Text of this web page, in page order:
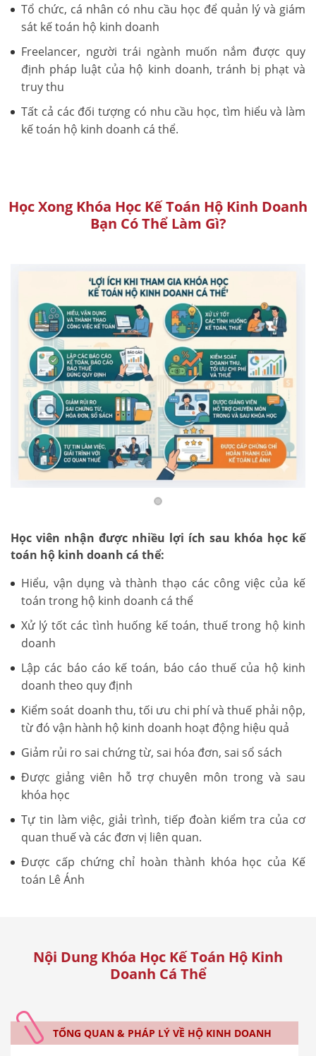
Tổ chức, cá nhân có nhu cầu học để quản lý và giám
sát kế toán hộ kinh doanh
Freelancer, người trái ngành muốn nắm được quy
định pháp luật của hộ kinh doanh, tránh bị phạt và
truy thu
Tất cả các đối tượng có nhu cầu học, tìm hiểu và làm
kế toán hộ kinh doanh cá thể.
Học Xong Khóa Học Kế Toán Hộ Kinh Doanh
Bạn Có Thể Làm Gì?
Học viên nhận được nhiều lợi ích sau khóa học kế
toán hộ kinh doanh cá thể:
Hiểu, vận dụng và thành thạo các công việc của kế
toán trong hộ kinh doanh cá thể
Xử lý tốt các tình huống kế toán, thuế trong hộ kinh
doanh
Lập các báo cáo kế toán, báo cáo thuế của hộ kinh
doanh theo quy định
Kiểm soát doanh thu, tối ưu chi phí và thuế phải nộp,
từ đó vận hành hộ kinh doanh hoạt động hiệu quả
Giảm rủi ro sai chứng từ, sai hóa đơn, sai sổ sách
Được giảng viên hỗ trợ chuyên môn trong và sau
khóa học
Tự tin làm việc, giải trình, tiếp đoàn kiểm tra của cơ
quan thuế và các đơn vị liên quan.
Được cấp chứng chỉ hoàn thành khóa học của Kế
toán Lê Ánh
Nội Dung Khóa Học Kế Toán Hộ Kinh
Doanh Cá Thể
TỔNG QUAN & PHÁP LÝ VỀ HỘ KINH DOANH